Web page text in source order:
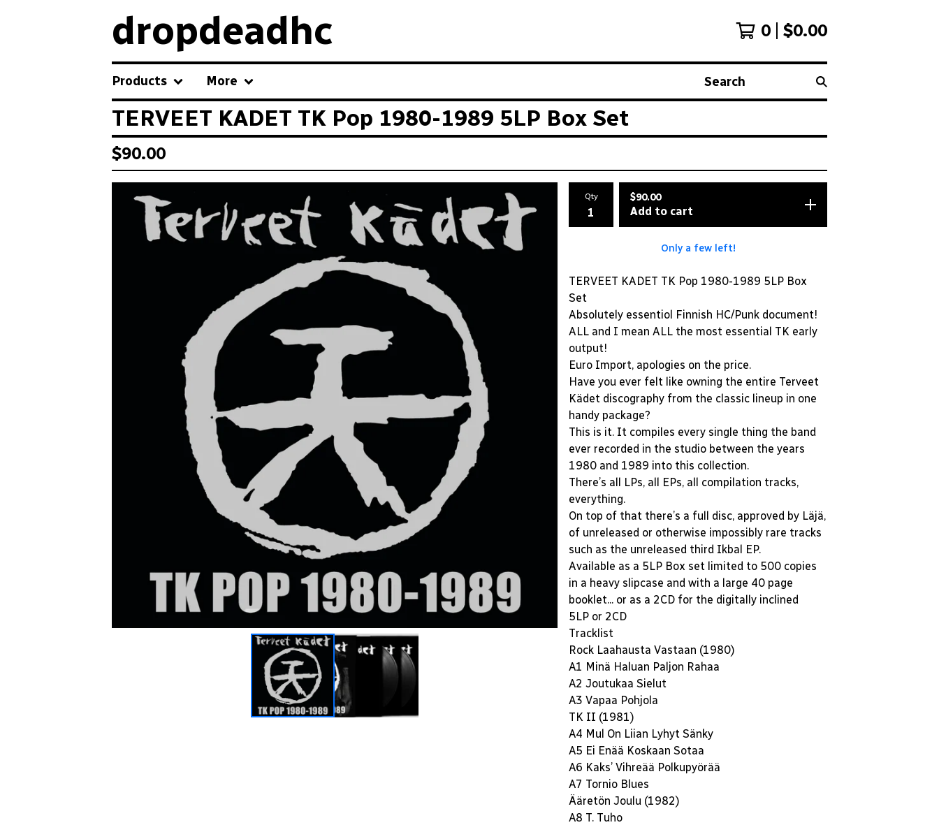
dropdeadhc 0 $0.00
Products More Search
TERVEET KADET TK Pop 1980-1989 5LP Box Set
$90.00
Qty $90.00
Add to cart
Only a few left!
TERVEET KADET TK Pop 1980-1989 5LP Box
Set
Absolutely essentiol Finnish HC/Punk document!
ALL and I mean ALL the most essential TK early
output!
Euro Import, apologies on the price.
Have you ever felt like owning the entire Terveet
Kädet discography from the classic lineup in one
handy package?
This is it. It compiles every single thing the band
ever recorded in the studio between the years
1980 and 1989 into this collection.
There’s all LPs, all EPs, all compilation tracks,
everything.
On top of that there’s a full disc, approved by Läjä,
of unreleased or otherwise impossibly rare tracks
such as the unreleased third Ikbal EP.
Available as a 5LP Box set limited to 500 copies
in a heavy slipcase and with a large 40 page
booklet... or as a 2CD for the digitally inclined
5LP or 2CD
Tracklist
Rock Laahausta Vastaan (1980)
A1 Minä Haluan Paljon Rahaa
A2 Joutukaa Sielut
A3 Vapaa Pohjola
TK II (1981)
A4 Mul On Liian Lyhyt Sänky
A5 Ei Enää Koskaan Sotaa
A6 Kaks’ Vihreää Polkupyörää
A7 Tornio Blues
Ääretön Joulu (1982)
A8 T. Tuho